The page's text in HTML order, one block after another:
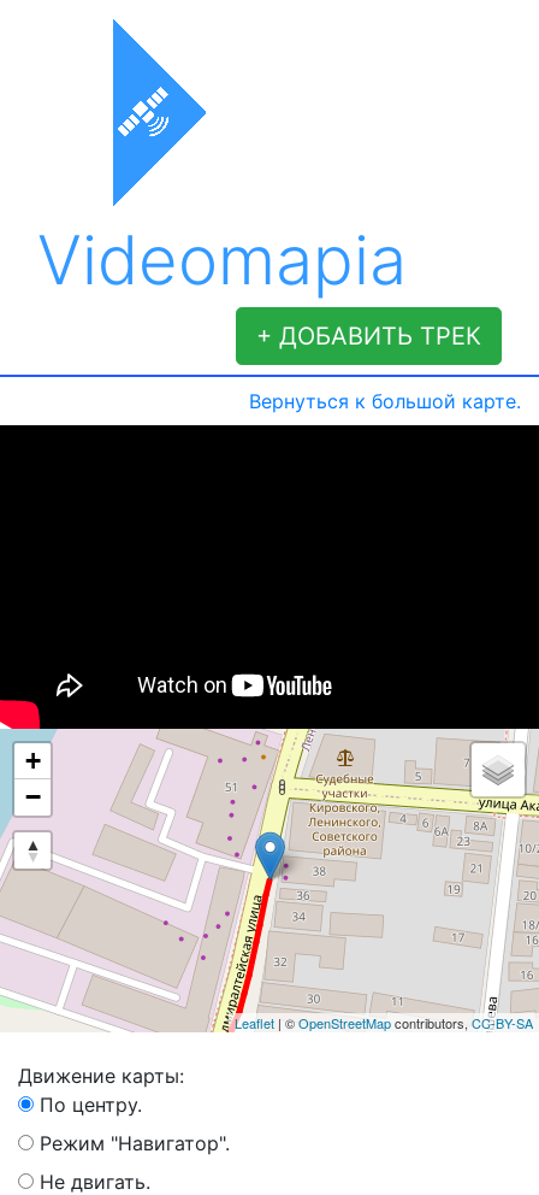
Videomapia
+ ДОБАВИТЬ ТРЕК
Вернуться к большой карте.
+
−
Leaflet | ©OpenStreetMapcontributors, CC-BY-SA
Движение карты:
По центру.
Режим "Навигатор".
Не двигать.